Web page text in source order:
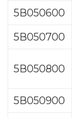
5В050600
5В050700
5В050800
5В050900